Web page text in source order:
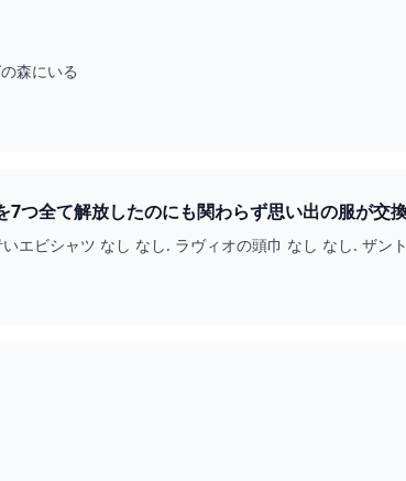
森にいる
つ全て解放したのにも関わらず思い出の服が交
エビシャツ なし なし. ラヴィオの頭巾 なし なし. ザン